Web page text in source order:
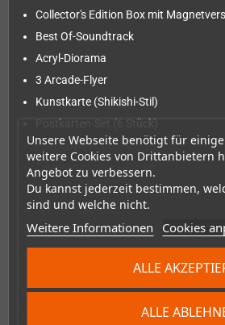
Unsere Webseite benötigt für
weitere Cookies von Drittanbietern
Angebot zu verbessern.
Du kannst jederzeit bestimmen,
sind und welche nicht.
Weitere Informationen Cookies
ALLE
ALLE
Collector's Edition Box mit
Best Of-Soundtrack
Acryl-Diorama
3 Arcade-Flyer
Kunstkarte (Shikishi-Stil)
Postkarten-Set (6 Stück)
Hardcover Artbook
Sammlermünzen-Album
Kartenspiel
7er Set Aufkleber
Beidseitig bedrucktes A2-Poster
Enthält 21 Versionen:
Version